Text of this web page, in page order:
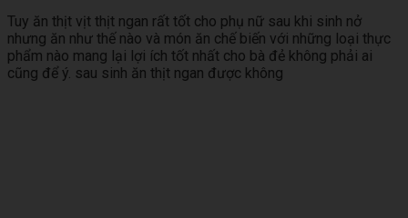
Tuy ăn thịt vịt thịt ngan rất tốt cho phụ nữ sau khi sinh nở
nhưng ăn như thế nào và món ăn chế biến với những loại thực
phẩm nào mang lại lợi ích tốt nhất cho bà đẻ không phải ai
cũng để ý. sau sinh ăn thịt ngan được không